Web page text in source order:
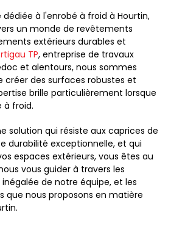
dédiée à l'enrobé à froid à Hourtin,
un monde de revêtements
extérieurs durables et
TP, entreprise de travaux
et alentours, nous sommes
créer des surfaces robustes et
brille particulièrement lorsque
à froid.
solution qui résiste aux caprices de
durabilité exceptionnelle, et qui
espaces extérieurs, vous êtes au
vous guider à travers les
de notre équipe, et les
que nous proposons en matière